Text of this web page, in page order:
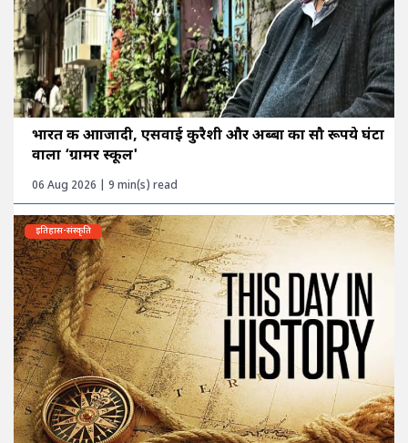
भारत की आाजादी, एसवाई कुरैशी और अब्बा का सौ रूपये घंटा
वाला ‘ग्रामर स्कूल'
06 Aug 2026 | 9 min(s) read
इतिहास-संस्कृति